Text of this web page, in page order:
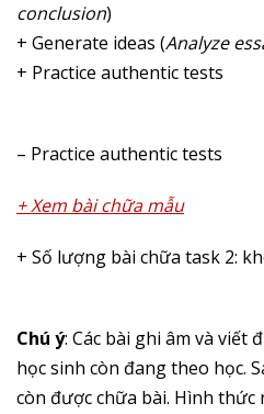
conclusion)
+ Generate ideas (Analyze
+ Practice authentic tests
– Practice authentic tests
+ Xem bài chữa mẫu
+ Số lượng bài chữa task 2:
Chú ý: Các bài ghi âm và viết
học sinh còn đang theo học.
còn được chữa bài. Hình thức